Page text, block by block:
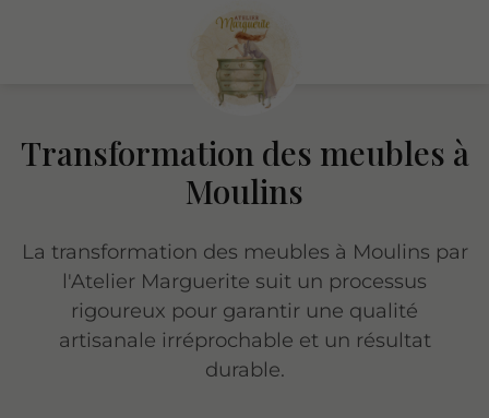
Transformation des meubles à
Moulins
La transformation des meubles à Moulins par
l'Atelier Marguerite suit un processus
rigoureux pour garantir une qualité
artisanale irréprochable et un résultat
durable.